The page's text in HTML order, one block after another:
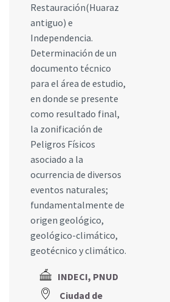
Restauración(Huaraz
antiguo) e
Independencia.
Determinación de un
documento técnico
para el área de estudio,
en donde se presente
como resultado final,
la zonificación de
Peligros Físicos
asociado a la
ocurrencia de diversos
eventos naturales;
fundamentalmente de
origen geológico,
geológico-climático,
geotécnico y climático.
INDECI, PNUD
Ciudad de